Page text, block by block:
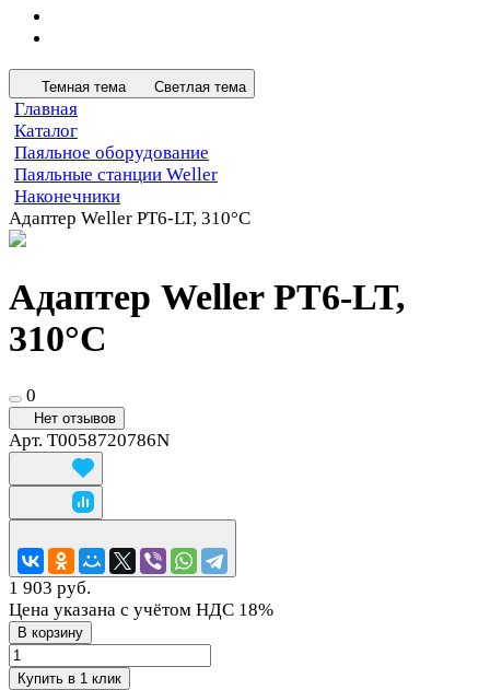
Темная тема Светлая тема
Главная
Каталог
Паяльное оборудование
Паяльные станции Weller
Наконечники
Адаптер Weller PT6-LT, 310°C
Адаптер Weller PT6-LT,
310°C
0
Нет отзывов
Арт. T0058720786N
1 903 руб.
Цена указана с учётом НДС 18%
В корзину
Купить в 1 клик